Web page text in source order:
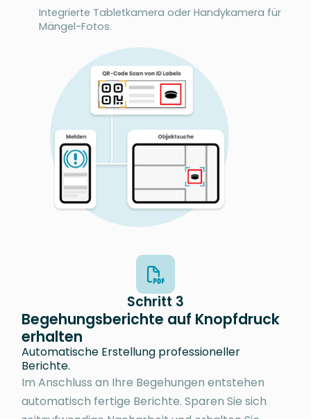
Integrierte Tabletkamera oder Handykamera für
Mängel-Fotos.
Schritt 3
Begehungsberichte auf Knopfdruck
erhalten
Automatische Erstellung professioneller
Berichte.
Im Anschluss an Ihre Begehungen entstehen
automatisch fertige Berichte. Sparen Sie sich